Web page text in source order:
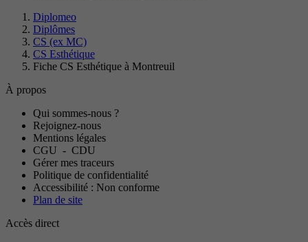
Diplomeo
Diplômes
CS (ex MC)
CS Esthétique
Fiche CS Esthétique à Montreuil
À propos
Qui sommes-nous ?
Rejoignez-nous
Mentions légales
CGU - CDU
Gérer mes traceurs
Politique de confidentialité
Accessibilité : Non conforme
Plan de site
Accès direct